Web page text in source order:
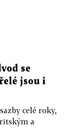
se
jsou i
celé roky,
a